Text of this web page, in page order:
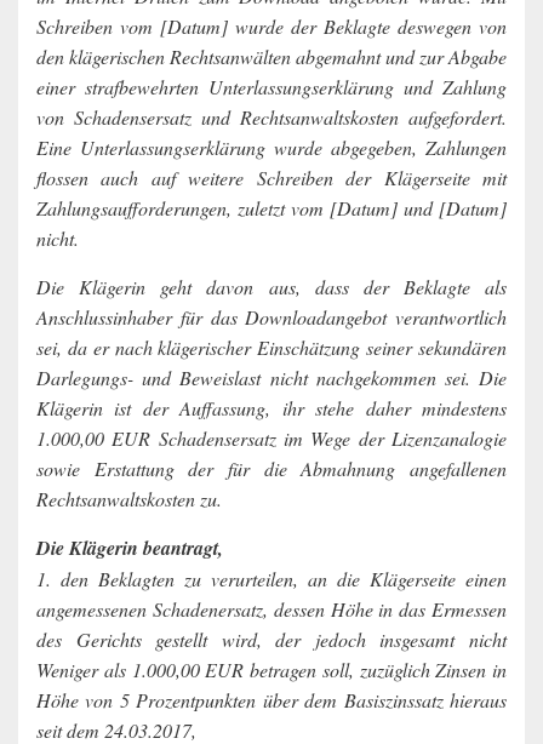
Schreiben vom [Datum] wurde der Beklagte deswegen von
den klägerischen Rechtsanwälten abgemahnt und zur Abgabe
einer strafbewehrten Unterlassungserklärung und Zahlung
von Schadensersatz und Rechtsanwaltskosten aufgefordert.
Eine Unterlassungserklärung wurde abgegeben, Zahlungen
flossen auch auf weitere Schreiben der Klägerseite mit
Zahlungsaufforderungen, zuletzt vom [Datum] und [Datum]
nicht.
Die Klägerin geht davon aus, dass der Beklagte als
Anschlussinhaber für das Downloadangebot verantwortlich
sei, da er nach klägerischer Einschätzung seiner sekundären
Darlegungs- und Beweislast nicht nachgekommen sei. Die
Klägerin ist der Auffassung, ihr stehe daher mindestens
1.000,00 EUR Schadensersatz im Wege der Lizenzanalogie
sowie Erstattung der für die Abmahnung angefallenen
Rechtsanwaltskosten zu.
Die Klägerin beantragt,
1. den Beklagten zu verurteilen, an die Klägerseite einen
angemessenen Schadenersatz, dessen Höhe in das Ermessen
des Gerichts gestellt wird, der jedoch insgesamt nicht
Weniger als 1.000,00 EUR betragen soll, zuzüglich Zinsen in
Höhe von 5 Prozentpunkten über dem Basiszinssatz hieraus
seit dem 24.03.2017,